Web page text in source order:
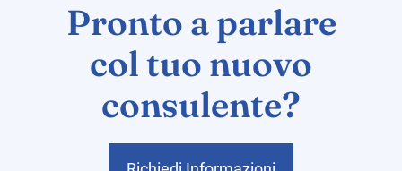
Pronto a parlare
col tuo nuovo
consulente?